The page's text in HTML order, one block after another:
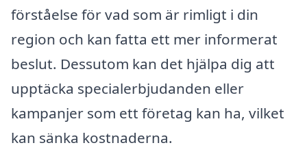
förståelse för vad som är rimligt i din
region och kan fatta ett mer informerat
beslut. Dessutom kan det hjälpa dig att
upptäcka specialerbjudanden eller
kampanjer som ett företag kan ha, vilket
kan sänka kostnaderna.